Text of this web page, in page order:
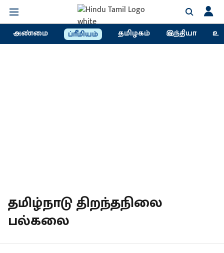
அண்மை ப்ரீமியம் தமிழகம் இந்தியா
தமிழ்நாடு திறந்தநிலை
பல்கலை